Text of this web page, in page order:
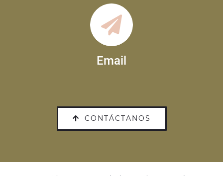
Email
CONTÁCTANOS